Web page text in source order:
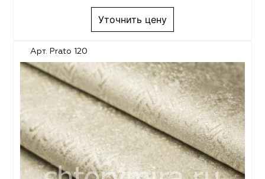
Уточнить цену
Арт. Prato 120